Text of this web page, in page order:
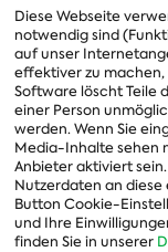
Diese Webseite
notwendig sind
auf unser
effektiver zu machen,
Software löscht Teile
einer Person
werden. Wenn Sie
Media-Inhalte sehen
Anbieter aktiviert
Nutzerdaten an
Button Cookie-
und Ihre
finden Sie in unserer